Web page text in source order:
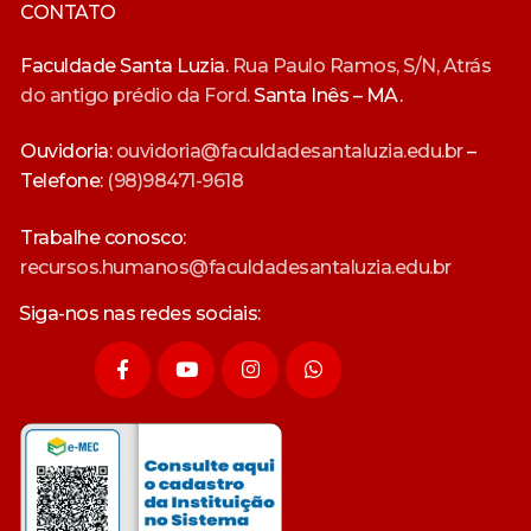
CONTATO
Faculdade Santa Luzia. Rua Paulo Ramos, S/N, Atrás
do antigo prédio da Ford.Santa Inês – MA.
Ouvidoria: ouvidoria@faculdadesantaluzia.edu.br–
Telefone: (98)98471-9618
Trabalhe conosco:
recursos.humanos@faculdadesantaluzia.edu.br
Siga-nos nas redes sociais: